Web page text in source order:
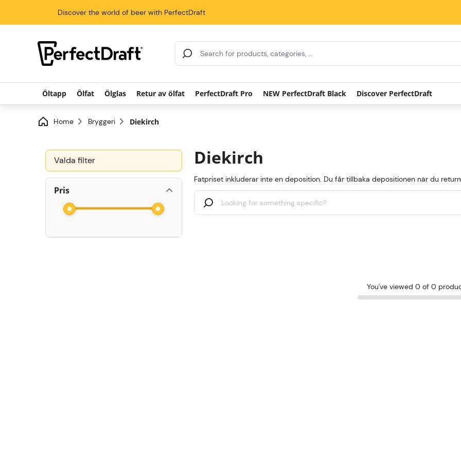
Discover the world of beer with PerfectDraft
Search Results
Öltapp Ölfat Ölglas Retur av ölfat PerfectDraft Pro NEW PerfectDraft Black Discover PerfectDraft
Home Bryggeri Diekirch
Valda filter
Pris
Diekirch
Fatpriset inkluderar inte en deposition. Du får tillbaka depositionen när du
You've viewed 0 of 0